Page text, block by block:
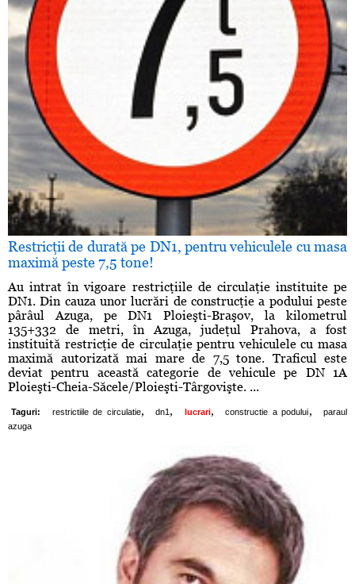
Restricţii de durată pe DN1, pentru vehiculele cu masa
maximă peste 7,5 tone!
Au intrat în vigoare restricţiile de circulaţie instituite pe
DN1. Din cauza unor lucrări de construcţie a podului peste
pârâul Azuga, pe DN1 Ploieşti-Braşov, la kilometrul
135+332 de metri, în Azuga, judeţul Prahova, a fost
instituită restricţie de circulaţie pentru vehiculele cu masa
maximă autorizată mai mare de 7,5 tone. Traficul este
deviat pentru această categorie de vehicule pe DN 1A
Ploieşti-Cheia-Săcele/Ploieşti-Târgovişte. ...
Taguri: restrictiile de circulatie, dn1, lucrari, constructie a podului,
paraul
azuga